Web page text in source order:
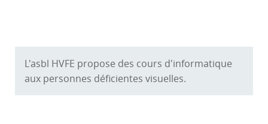
L'asbl HVFE propose des cours d'informatique
aux personnes déficientes visuelles.